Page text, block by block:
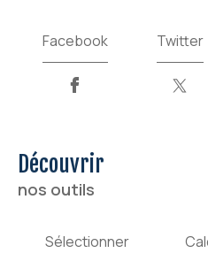
Facebook Twitter
découvrir
nos outils
Sélectionner